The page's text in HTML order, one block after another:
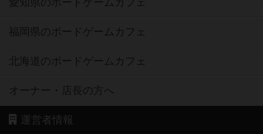
愛知県のボードゲームカフェ
福岡県のボードゲームカフェ
北海道のボードゲームカフェ
オーナー・店長の方へ
運営者情報